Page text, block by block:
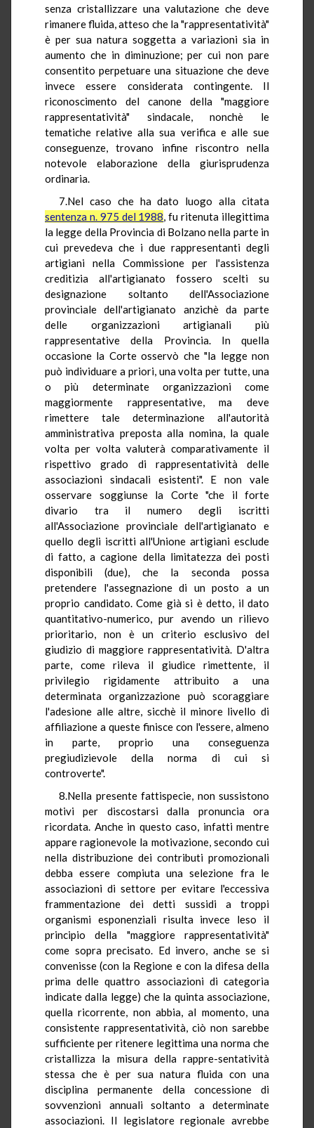
senza cristallizzare una valutazione che deve
rimanere fluida, atteso che la "rappresentatività"
è per sua natura soggetta a variazioni sia in
aumento che in diminuzione; per cui non pare
consentito perpetuare una situazione che deve
invece essere considerata contingente. Il
riconoscimento del canone della "maggiore
rappresentatività" sindacale, nonchè le
tematiche relative alla sua verifica e alle sue
conseguenze, trovano infine riscontro nella
notevole elaborazione della giurisprudenza
ordinaria.
7.Nel caso che ha dato luogo alla citata
sentenza n. 975 del 1988, fu ritenuta illegittima
la legge della Provincia di Bolzano nella parte in
cui prevedeva che i due rappresentanti degli
artigiani nella Commissione per l'assistenza
creditizia all'artigianato fossero scelti su
designazione soltanto dell'Associazione
provinciale dell'artigianato anzichè da parte
delle organizzazioni artigianali più
rappresentative della Provincia. In quella
occasione la Corte osservò che "la legge non
può individuare a priori, una volta per tutte, una
o più determinate organizzazioni come
maggiormente rappresentative, ma deve
rimettere tale determinazione all'autorità
amministrativa preposta alla nomina, la quale
volta per volta valuterà comparativamente il
rispettivo grado di rappresentatività delle
associazioni sindacali esistenti". E non vale
osservare soggiunse la Corte "che il forte
divario tra il numero degli iscritti
all'Associazione provinciale dell'artigianato e
quello degli iscritti all'Unione artigiani esclude
di fatto, a cagione della limitatezza dei posti
disponibili (due), che la seconda possa
pretendere l'assegnazione di un posto a un
proprio candidato. Come già si è detto, il dato
quantitativo-numerico, pur avendo un rilievo
prioritario, non è un criterio esclusivo del
giudizio di maggiore rappresentatività. D'altra
parte, come rileva il giudice rimettente, il
privilegio rigidamente attribuito a una
determinata organizzazione può scoraggiare
l'adesione alle altre, sicchè il minore livello di
affiliazione a queste finisce con l'essere, almeno
in parte, proprio una conseguenza
pregiudizievole della norma di cui si
controverte".
8.Nella presente fattispecie, non sussistono
motivi per discostarsi dalla pronuncia ora
ricordata. Anche in questo caso, infatti mentre
appare ragionevole la motivazione, secondo cui
nella distribuzione dei contributi promozionali
debba essere compiuta una selezione fra le
associazioni di settore per evitare l'eccessiva
frammentazione dei detti sussidi a troppi
organismi esponenziali risulta invece leso il
principio della "maggiore rappresentatività"
come sopra precisato. Ed invero, anche se si
convenisse (con la Regione e con la difesa della
prima delle quattro associazioni di categoria
indicate dalla legge) che la quinta associazione,
quella ricorrente, non abbia, al momento, una
consistente rappresentatività, ciò non sarebbe
sufficiente per ritenere legittima una norma che
cristallizza la misura della rappre-sentatività
stessa che è per sua natura fluida con una
disciplina permanente della concessione di
sovvenzioni annuali soltanto a determinate
associazioni. Il legislatore regionale avrebbe